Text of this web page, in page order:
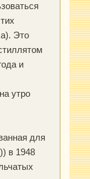
Это
и
утро
для
в 1948